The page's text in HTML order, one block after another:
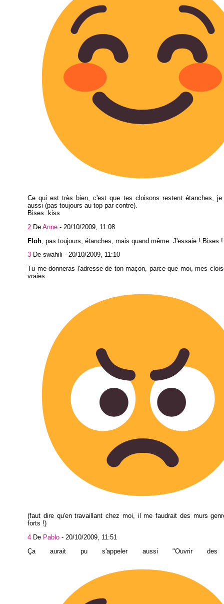
Ce qui est très bien, c'est que tes cloisons restent étanches, je
aussi (pas toujours au top par contre).
Bises :kiss
2 De Anne - 20/10/2009, 11:08
Floh , pas toujours, étanches, mais quand même. J'essaie ! Bises !
3 De swahili - 20/10/2009, 11:10
Tu me donneras l'adresse de ton maçon, parce-que moi, mes
vraies
(faut dire qu'en travaillant chez moi, il me faudrait des murs
forts !)
4 De Pablo - 20/10/2009, 11:51
Ça aurait pu s'appeler aussi "Ouvrir des